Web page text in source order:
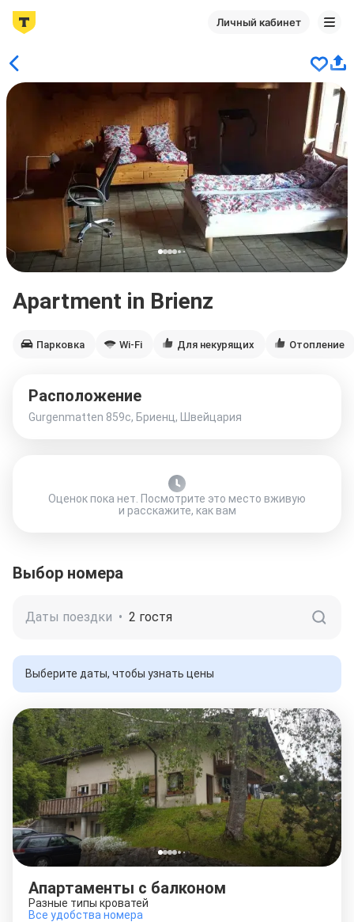
Личный кабинет
Apartment in Brienz
Парковка Wi-Fi Для некурящих Отопление
Расположение
Gurgenmatten 859c, Бриенц, Швейцария
Оценок пока нет. Посмотрите это место вживую
и расскажите, как вам
Выбор номера
Даты поездки • 2 гостя
Выберите даты, чтобы узнать цены
Апартаменты с балконом
Разные типы кроватей
Все удобства номера